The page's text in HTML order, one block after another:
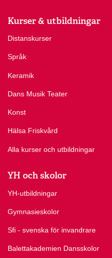
Kurser & utbildningar
Distanskurser
Språk
Keramik
Dans Musik Teater
Konst
Hälsa Friskvård
Alla kurser och utbildningar
YH och skolor
YH-utbildningar
Gymnasieskolor
Sfi - svenska för invandrare
Balettakademien Dansskolor